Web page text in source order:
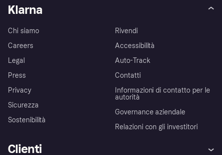
Klarna
Chi siamo
Careers
Legal
Press
Privacy
Sicurezza
Sostenibilità
Rivendi
Accessibilità
Auto-Track
Contatti
Informazioni di contatto per le
autorità
Governance aziendale
Relazioni con gli investitori
Clienti